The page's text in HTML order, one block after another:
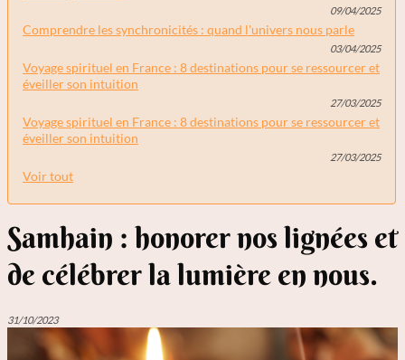
09/04/2025
Comprendre les synchronicités : quand l'univers nous parle
03/04/2025
Voyage spirituel en France : 8 destinations pour se ressourcer et
éveiller son intuition
27/03/2025
Voyage spirituel en France : 8 destinations pour se ressourcer et
éveiller son intuition
27/03/2025
Voir tout
Samhain : honorer nos lignées et
de célébrer la lumière en nous.
31/10/2023